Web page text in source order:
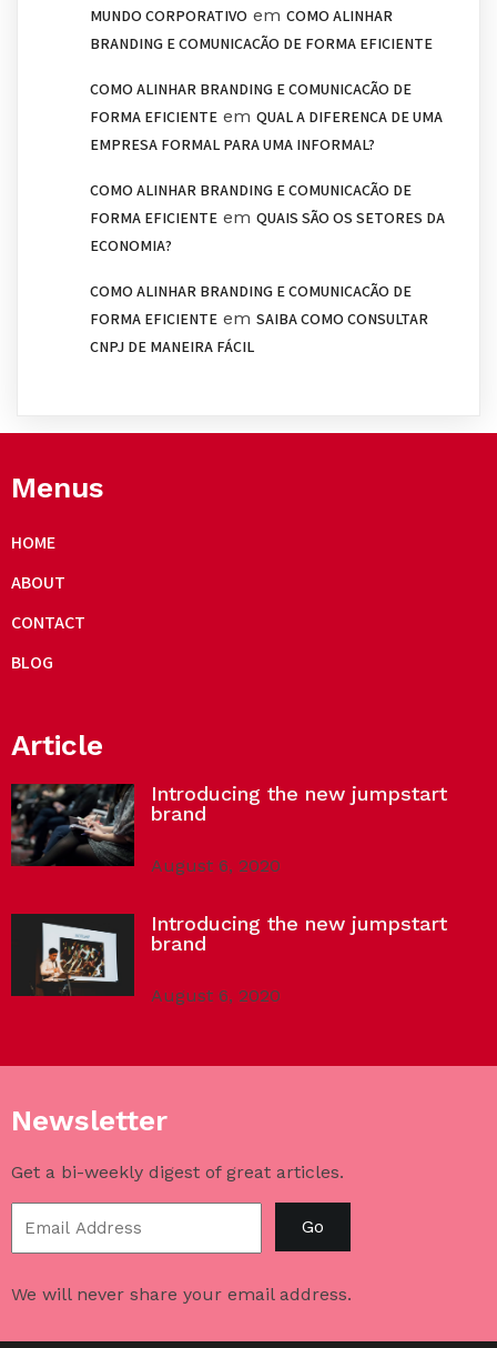
MUNDO CORPORATIVO em COMO ALINHAR
BRANDING E COMUNICAÇÃO DE FORMA EFICIENTE
COMO ALINHAR BRANDING E COMUNICAÇÃO DE
FORMA EFICIENTE em QUAL A DIFERENÇA DE UMA
EMPRESA FORMAL PARA UMA INFORMAL?
COMO ALINHAR BRANDING E COMUNICAÇÃO DE
FORMA EFICIENTE em QUAIS SÃO OS SETORES DA
ECONOMIA?
COMO ALINHAR BRANDING E COMUNICAÇÃO DE
FORMA EFICIENTE em SAIBA COMO CONSULTAR
CNPJ DE MANEIRA FÁCIL
Menus
HOME
ABOUT
CONTACT
BLOG
Article
Introducing the new jumpstart
brand
August 6, 2020
Introducing the new jumpstart
brand
August 6, 2020
Newsletter
Get a bi-weekly digest of great articles.
Go
We will never share your email address.